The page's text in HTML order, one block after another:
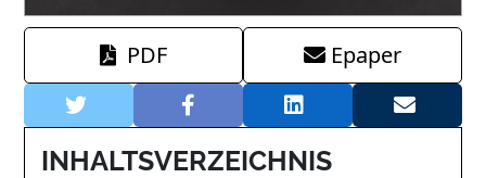
PDF Epaper
INHALTSVERZEICHNIS